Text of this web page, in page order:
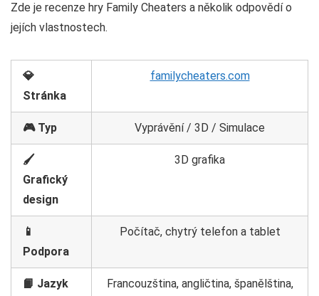
Zde je recenze hry Family Cheaters a několik odpovědí o
jejích vlastnostech.
💎
Stránka
familycheaters.com
🎮 Typ Vyprávění / 3D / Simulace
🖌️
Grafický
design
3D grafika
📱
Podpora
Počítač, chytrý telefon a tablet
📙 Jazyk
Francouzština, angličtina, španělština,